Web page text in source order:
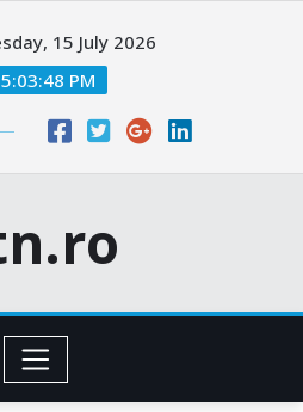
15 July 2026
5:03:49 PM